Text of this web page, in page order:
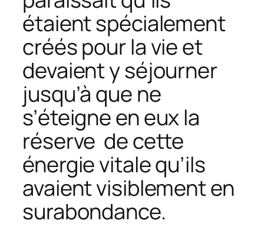
étaient spécialement
créés pour la vie et
devaient y séjourner
jusqu’à que ne
s’éteigne en eux la
réserve de cette
énergie vitale qu’ils
avaient visiblement en
surabondance.